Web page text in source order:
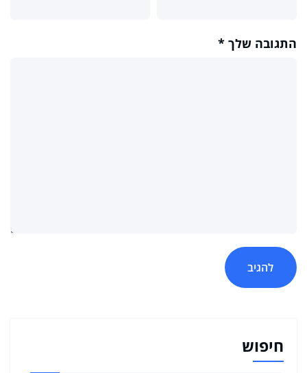
התגובה שלך *
חיפוש